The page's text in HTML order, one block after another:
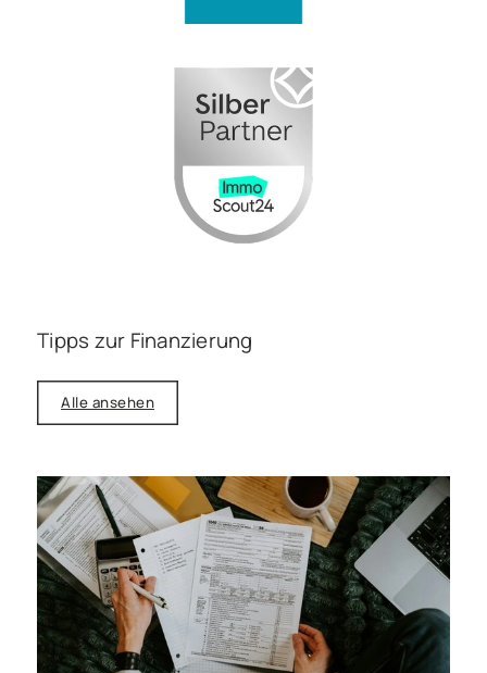
Tipps zur Finanzierung
Alle ansehen